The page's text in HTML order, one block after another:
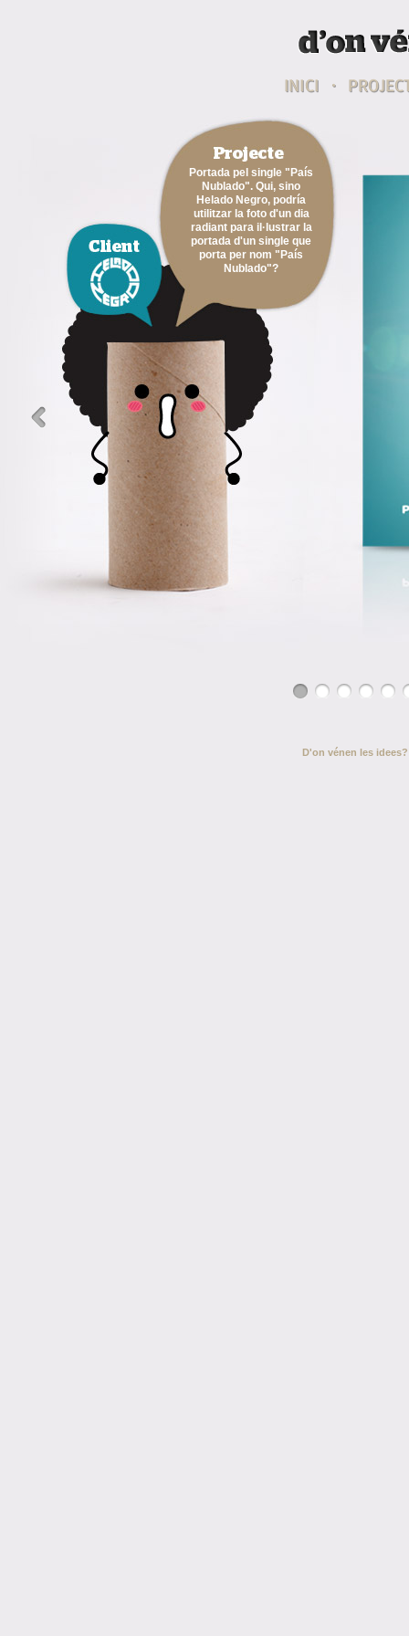
Portada pel single "País
Nublado". Qui, sino
Helado Negro, podría
utilitzar la foto d'un dia
radiant para il·lustrar la
portada d'un single que
porta per nom "País
Nublado"?
D'on vénen les idees?